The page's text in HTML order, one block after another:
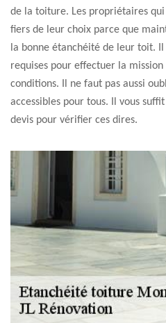
de la toiture. Les propriétaires
fiers de leur choix parce que
la bonne étanchéité de leur toit. Il
requises pour effectuer la
conditions. Il ne faut pas aussi
accessibles pour tous. Il vous
devis pour vérifier ces dires.